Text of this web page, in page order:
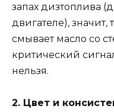
запах дизтоплива
двигателе), значит,
смывает масло со
критический
нельзя.
2. Цвет и